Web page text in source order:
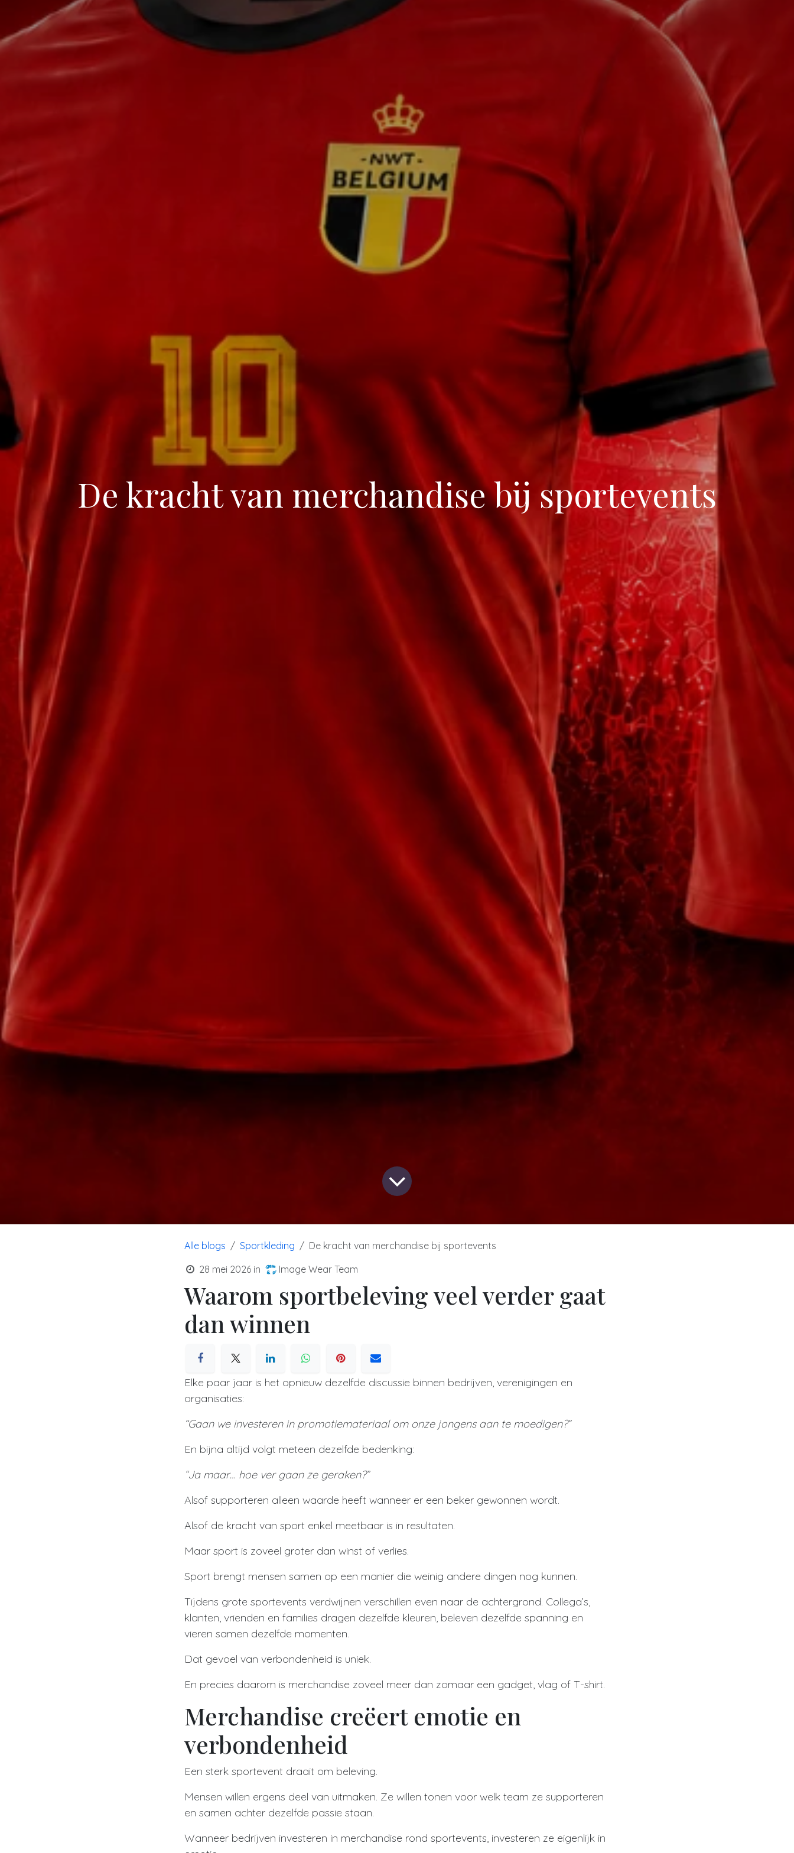
De kracht van merchandise bij sportevents
Alle blogs Sportkleding
De kracht van merchandise bij sportevents
28 mei 2026 in Image Wear Team
Waarom sportbeleving veel verder gaat
dan winnen
Elke paar jaar is het opnieuw dezelfde discussie binnen bedrijven, verenigingen en
organisaties:
“Gaan we investeren in promotiemateriaal om onze jongens aan te moedigen?”
En bijna altijd volgt meteen dezelfde bedenking:
“Ja maar… hoe ver gaan ze geraken?”
Alsof supporteren alleen waarde heeft wanneer er een beker gewonnen wordt.
Alsof de kracht van sport enkel meetbaar is in resultaten.
Maar sport is zoveel groter dan winst of verlies.
Sport brengt mensen samen op een manier die weinig andere dingen nog kunnen.
Tijdens grote sportevents verdwijnen verschillen even naar de achtergrond. Collega’s,
klanten, vrienden en families dragen dezelfde kleuren, beleven dezelfde spanning en
vieren samen dezelfde momenten.
Dat gevoel van verbondenheid is uniek.
En precies daarom is merchandise zoveel meer dan zomaar een gadget, vlag of T-shirt.
Merchandise creëert emotie en
verbondenheid
Een sterk sportevent draait om beleving.
Mensen willen ergens deel van uitmaken. Ze willen tonen voor welk team ze supporteren
en samen achter dezelfde passie staan.
Wanneer bedrijven investeren in merchandise rond sportevents, investeren ze eigenlijk in